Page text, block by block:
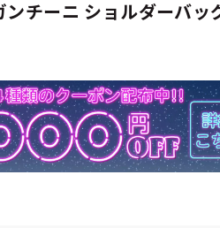
チーニ ショルダーバッ